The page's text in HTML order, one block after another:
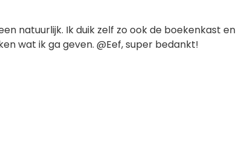
natuurlijk. Ik duik zelf zo ook de boekenkast en
wat ik ga geven. @Eef, super bedankt!